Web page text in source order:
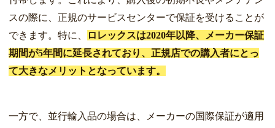
スの際に、正規のサービスセンターで保証を受けることが
できます。特に、
ロレックスは2020年以降、メーカー保証
期間が5年間に延長されており、正規店での購入者にとっ
て大きなメリットとなっています。
一方で、並行輸入品の場合は、メーカーの国際保証が適用